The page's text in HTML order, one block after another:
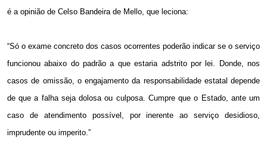
é a opinião de Celso Bandeira de Mello, que leciona:
“Só o exame concreto dos casos ocorrentes poderão indicar se o serviço
funcionou abaixo do padrão a que estaria adstrito por lei. Donde, nos
casos de omissão, o engajamento da responsabilidade estatal depende
de que a falha seja dolosa ou culposa. Cumpre que o Estado, ante um
caso de atendimento possível, por inerente ao serviço desidioso,
imprudente ou imperito.”